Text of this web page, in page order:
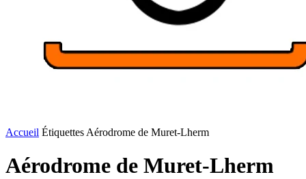
Accueil Étiquettes Aérodrome de Muret-Lherm
Aérodrome de Muret-Lherm